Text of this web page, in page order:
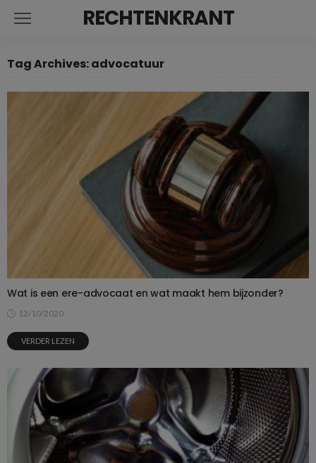
RECHTENKRANT
Tag Archives: advocatuur
Wat is een ere-advocaat en wat maakt hem bijzonder?
12/10/2020
VERDER LEZEN